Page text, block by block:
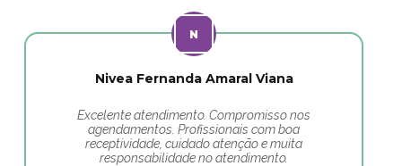
Nivea Fernanda Amaral Viana
Excelente atendimento. Compromisso nos
agendamentos. Profissionais com boa
receptividade, cuidado atenção e muita
responsabilidade no atendimento.